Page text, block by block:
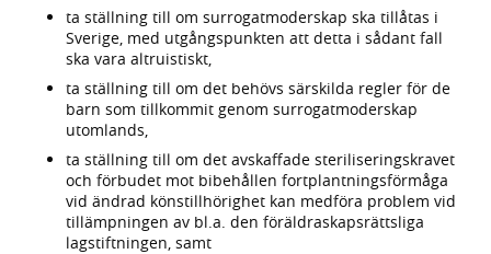
ta ställning till om surrogatmoderskap ska tillåtas i
Sverige, med utgångspunkten att detta i sådant fall
ska vara altruistiskt,
ta ställning till om det behövs särskilda regler för de
barn som tillkommit genom surrogatmoderskap
utomlands,
ta ställning till om det avskaffade steriliseringskravet
och förbudet mot bibehållen fortplantningsförmåga
vid ändrad könstillhörighet kan medföra problem vid
tillämpningen av bl.a. den föräldraskapsrättsliga
lagstiftningen, samt